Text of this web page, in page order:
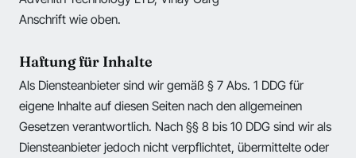
Anschrift wie oben.
Haftung für Inhalte
Als Diensteanbieter sind wir gemäß § 7 Abs. 1 DDG für
eigene Inhalte auf diesen Seiten nach den allgemeinen
Gesetzen verantwortlich. Nach §§ 8 bis 10 DDG sind wir als
Diensteanbieter jedoch nicht verpflichtet, übermittelte oder